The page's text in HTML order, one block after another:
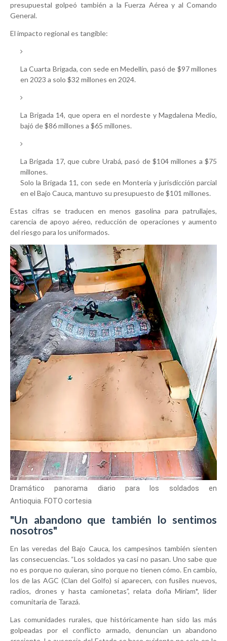
presupuestal golpeó también a la Fuerza Aérea y al Comando
General.
El impacto regional es tangible:
La Cuarta Brigada, con sede en Medellín, pasó de $97 millones
en 2023 a solo $32 millones en 2024.
La Brigada 14, que opera en el nordeste y Magdalena Medio,
bajó de $86 millones a $65 millones.
La Brigada 17, que cubre Urabá, pasó de $104 millones a $75
millones.
Solo la Brigada 11, con sede en Montería y jurisdicción parcial
en el Bajo Cauca, mantuvo su presupuesto de $101 millones.
Estas cifras se traducen enmenos gasolina para patrullajes,
carencia de apoyo aéreo, reducción de operaciones y aumento
del riesgo para los uniformados.
Dramático panorama diario para los soldados en
Antioquia. FOTO cortesia
"Un abandono que también lo sentimos
nosotros"
En las veredas del Bajo Cauca, los campesinos también sienten
las consecuencias. “Los soldados ya casi no pasan. Uno sabe que
no es porque no quieran, sino porque no tienen cómo. En cambio,
los de las AGC (Clan del Golfo) sí aparecen, con fusiles nuevos,
radios, drones y hasta camionetas”, relata doña Miriam*, líder
comunitaria de Tarazá.
Las comunidades rurales, que históricamente han sido las más
golpeadas por el conflicto armado, denuncian un abandono